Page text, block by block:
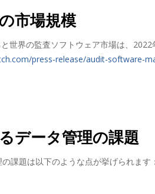
市場規模
世界の監査ソフトウェア市場は、
press-release/audit-software-
データ管理の課題
課題は以下のような点が挙げられます：